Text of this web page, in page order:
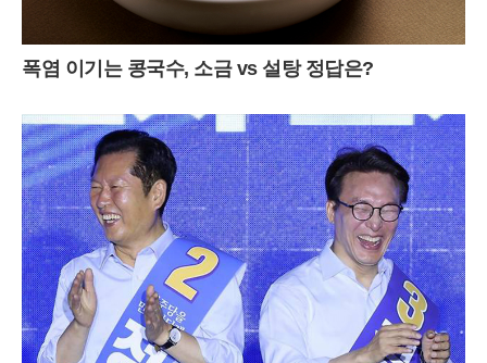
폭염 이기는 콩국수, 소금 vs 설탕 정답은?